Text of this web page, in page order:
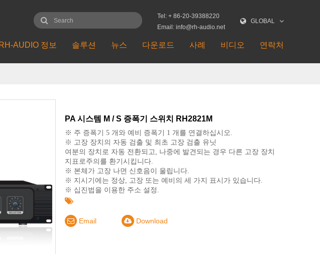
GLOBAL
Tel: + 86-20-39388220
Email: info@rh-audio.net
RH-AUDIO 정보 솔루션 뉴스 다운로드 사례 비디오 연락처
PA 시스템 M / S 증폭기 스위치 RH2821M
※ 주 증폭기 5 개와 예비 증폭기 1 개를 연결하십시오.
※ 고장 장치의 자동 검출 및 최초 고장 검출 유닛
여분의 장치로 자동 전환되고, 나중에 발견되는 경우 다른 고장 장치
지표로주의를 환기시킵니다.
※ 본체가 고장 나면 신호음이 울립니다.
※ 지시기에는 정상, 고장 또는 예비의 세 가지 표시가 있습니다.
※ 십진법을 이용한 주소 설정.
Email Download